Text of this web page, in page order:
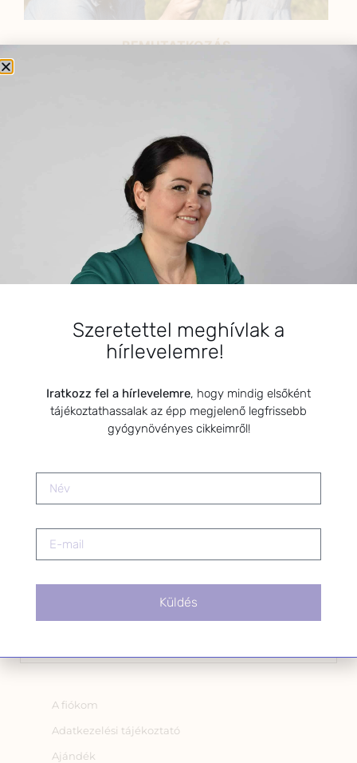
BEMUTATKOZÁS
férfiak egészségének megőrzése és helyreállítása.
HÍRLEVÉL
HÍRLEVÉL FELIRATKOZÁS
az alábbi nyilatkozatot:
Hozzájárulok, hogy az
Adatkezelési tájékoztatóban
hírleveleket küldjön nekem.
A hírlevélről bármikor
A fiókom
Adatkezelési tájékoztató
Ajándék
Szeretettel meghívlak a
hírlevelemre!
Iratkozz fel a hírlevelemre, hogy mindig elsőként
tájékoztathassalak az épp megjelenő legfrissebb
gyógynövényes cikkeimről!
Küldés